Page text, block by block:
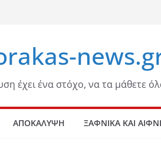
έχει ένα στόχο, να τα μάθετε
ΑΠΟΚΑΛΥΨΗ ΞΑΦΝΙΚΑ ΚΑΙ